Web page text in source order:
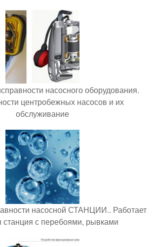
насосного оборудования.
центробежных насосов и их
обслуживание
насосной СТАНЦИИ.. Работает
станция с перебоями, рывками